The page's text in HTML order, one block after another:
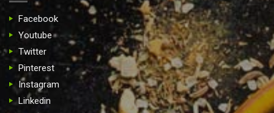
Facebook
Youtube
Twitter
Pinterest
Instagram
Linkedin